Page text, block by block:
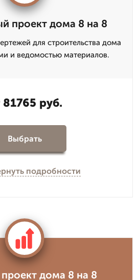
проект дома 8 на 8
для строительства дома
и ведомостью материалов.
81765 руб.
Выбрать
подробности
дома 8 на 8